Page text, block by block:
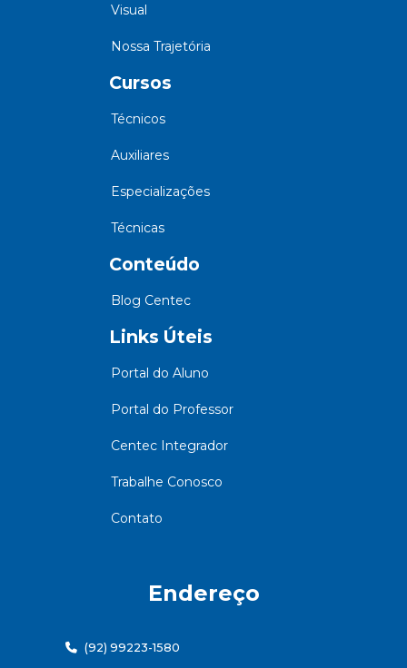
Visual
Nossa Trajetória
Cursos
Técnicos
Auxiliares
Especializações
Técnicas
Conteúdo
Blog Centec
Links Úteis
Portal do Aluno
Portal do Professor
Centec Integrador
Trabalhe Conosco
Contato
Endereço
(92) 99223-1580